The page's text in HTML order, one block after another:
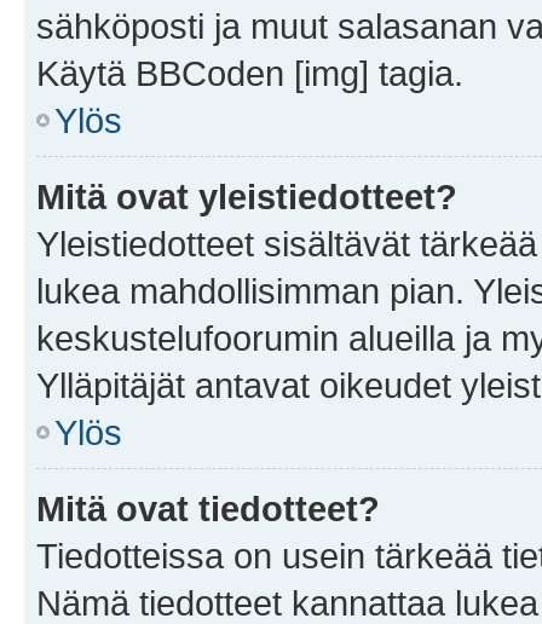
sähköposti ja muut salasanan
Käytä BBCoden [img] tagia.
Ylös
Mitä ovat yleistiedotteet?
Yleistiedotteet sisältävät
lukea mahdollisimman pian.
keskustelufoorumin alueilla ja
Ylläpitäjät antavat oikeudet
Ylös
Mitä ovat tiedotteet?
Tiedotteissa on usein tärkeää
Nämä tiedotteet kannattaa